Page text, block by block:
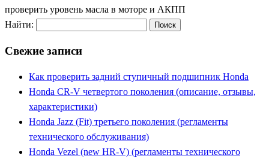
проверить уровень масла в моторе и АКПП
Найти:
Свежие записи
Как проверить задний ступичный подшипник Honda
Honda CR-V четвертого поколения (описание, отзывы,
характеристики)
Honda Jazz (Fit) третьего поколения (регламенты
технического обслуживания)
Honda Vezel (new HR-V) (регламенты технического